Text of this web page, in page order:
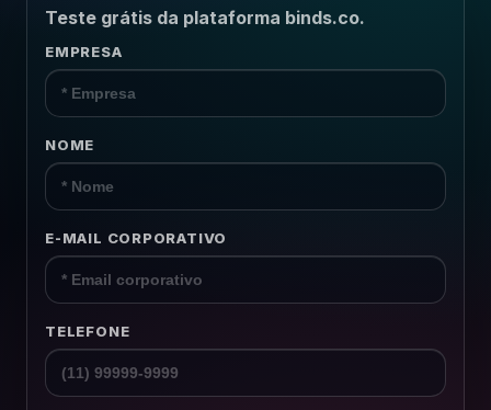
Plataforma
Conteúdos
Recursos
Teste grátis da plataforma binds.co.
EMPRESA
NOME
E-MAIL CORPORATIVO
TELEFONE